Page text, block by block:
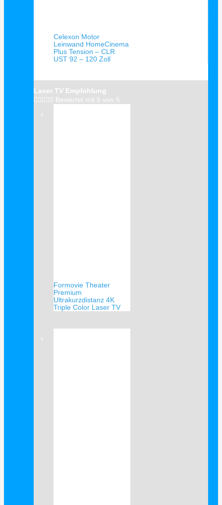
Celexon Motor
Leinwand HomeCinema
Plus Tension – CLR
UST 92 – 120 Zoll
Laser TV Empfehlung
     Bewertet mit 5 von 5
Formovie Theater
Premium
Ultrakurzdistanz 4K
Triple Color Laser TV